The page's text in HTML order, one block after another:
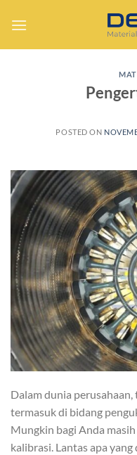
POSTED ON
Dalam dunia
termasuk di bidang
Mungkin bagi Anda
kalibrasi. Lantas apa